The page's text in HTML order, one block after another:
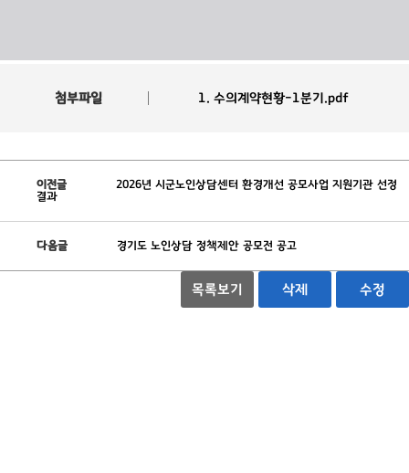
첨부파일 1. 수의계약현황-1분기.pdf
이전글
2026년 시군노인상담센터 환경개선 공모사업 지원기관 선정
결과
다음글 경기도 노인상담 정책제안 공모전 공고
목록보기 삭제 수정